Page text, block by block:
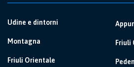
Udine e dintorni
Montagna
Friuli Orientale
Friuli